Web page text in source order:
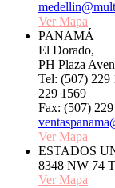
Ver Mapa
PANAMÁ
El Dorado,
PH Plaza
Tel: (507) 229
229 1569
Fax: (507)
Ver Mapa
ESTADOS
8348 NW 74
Ver Mapa